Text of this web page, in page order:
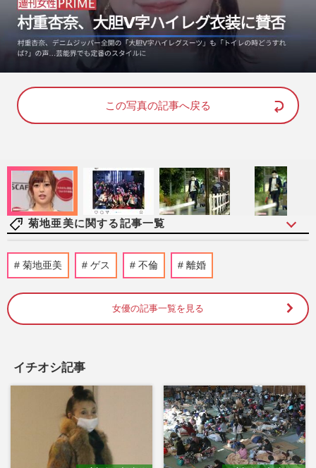
n
u
o
d
:
この写真の記事へ戻る
菊地亜美に関する記事一覧
菊地亜美、第2子で“無痛分娩”を選択した
ワケ「楽しいお産シーンがあってもいい」
週刊女性2026年4月21日号 2026/4/11
週刊女性PRIME 2025/10/20
菊地亜美、絶大な支持を得る“2児のママタ
レ”に変貌も「全然やります」内に秘め
た“バラエティ魂”
菊地亜美 ゲス 不倫 離婚
女優の記事一覧を見る
イチオシ記事